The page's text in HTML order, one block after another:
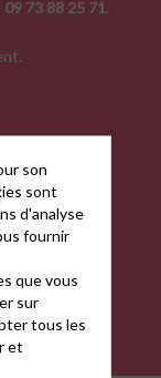
09 73 88 25 71.
»
son
sont
d'analyse
fournir
que vous
sur
tous les
et